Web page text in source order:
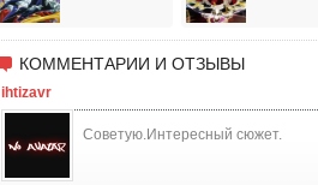
КОММЕНТАРИИ И ОТЗЫВЫ
ihtizavr
Советую.Интересный сюжет.